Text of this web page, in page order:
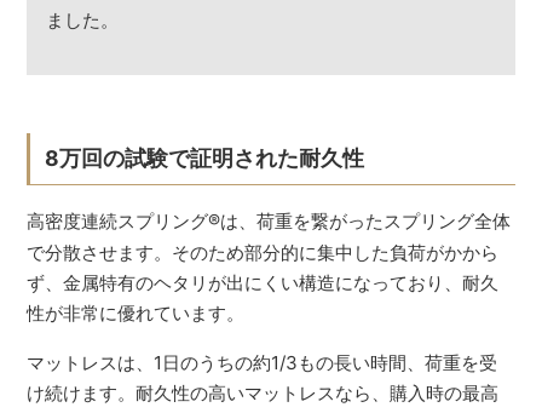
ました。
8万回の試験で証明された耐久性
高密度連続スプリング®は、荷重を繋がったスプリング全体
で分散させます。そのため部分的に集中した負荷がかから
ず、金属特有のヘタリが出にくい構造になっており、耐久
性が非常に優れています。
マットレスは、1日のうちの約1/3もの長い時間、荷重を受
け続けます。耐久性の高いマットレスなら、購入時の最高